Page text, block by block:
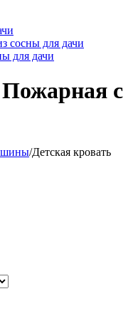
сосны для дачи
для дачи
Пожарная с
/Детская кровать